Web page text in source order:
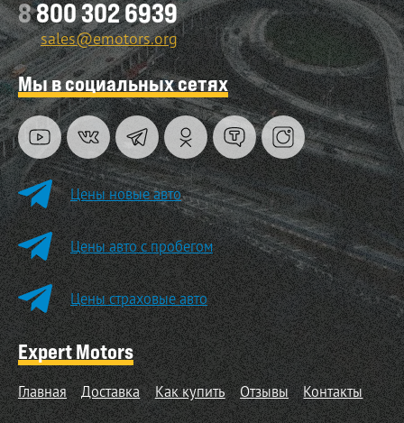
8800 302 6939
sales@emotors.org
Мы в социальных сетях
Цены новые авто
Цены авто с пробегом
Цены страховые авто
Expert Motors
Главная Доставка Как купить Отзывы Контакты